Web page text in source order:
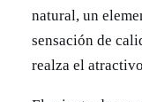
natural, un
sensación de
realza el